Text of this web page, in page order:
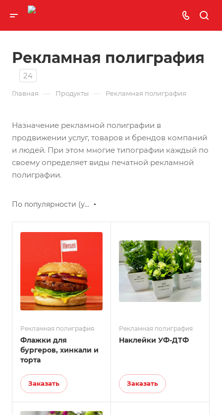
Рекламная полиграфия
24
Главная — Продукты — Рекламная полиграфия
Назначение рекламной полиграфии в
продвижении услуг, товаров и брендов компаний
и людей. При этом многие типографии каждый по
своему определяет виды печатной рекламной
полиграфии.
По популярности (убывание)
Рекламная полиграфия
Флажки для
бургеров, хинкали и
торта
Заказать
Рекламная полиграфия
Наклейки УФ-ДТФ
Заказать